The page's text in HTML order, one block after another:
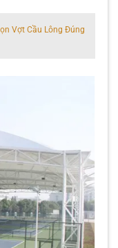
Vợt Cầu Lông Đúng